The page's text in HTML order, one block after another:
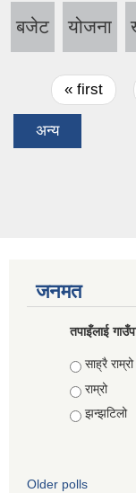
बजेट योजना
Pages
« first
अन्य
जनमत
तपाइँलाई
Choices
साह्रै राम्रो
राम्रो
झन्झटिलो
Older polls